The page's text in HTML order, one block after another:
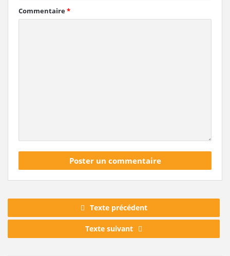
Commentaire*
Texte précédent
Texte suivant